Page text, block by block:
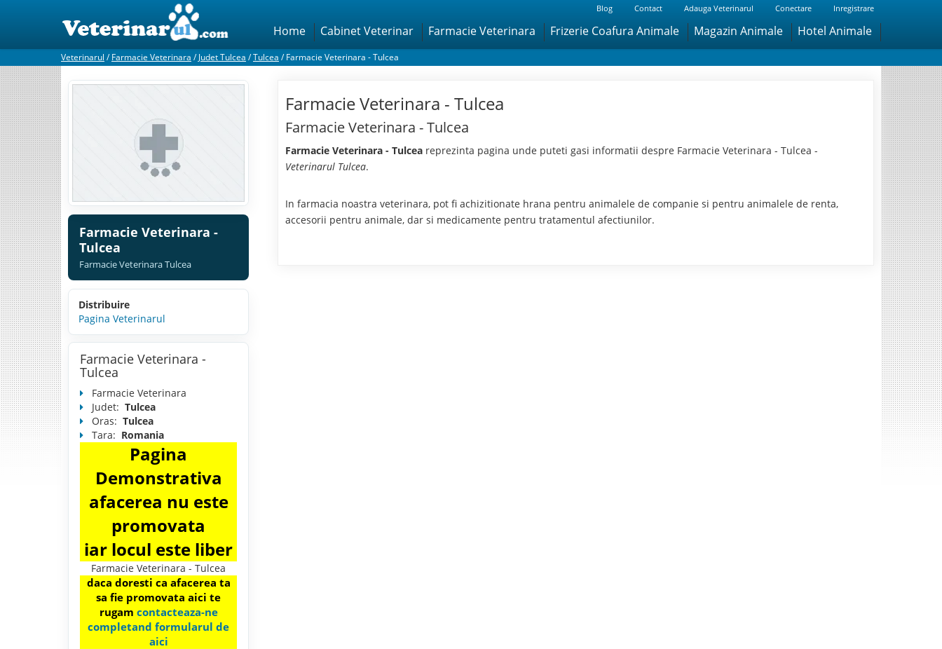
Blog Contact Adauga Veterinarul Conectare Inregistrare
Home Cabinet Veterinar Farmacie Veterinara Frizerie Coafura Animale Magazin Animale Hotel Animale
Veterinarul /Farmacie Veterinara /Judet Tulcea /Tulcea /Farmacie Veterinara - Tulcea
Farmacie Veterinara -
Tulcea
Farmacie Veterinara Tulcea
Distribuire
Pagina Veterinarul
Farmacie Veterinara -
Tulcea
Farmacie Veterinara
Judet: Tulcea
Oras: Tulcea
Tara: Romania
Pagina
Demonstrativa
afacerea nu este
promovata
iar locul este liber
Farmacie Veterinara - Tulcea
daca doresti ca afacerea ta
sa fie promovata aici te
rugam contacteaza-ne
completand formularul de
aici
Farmacie Veterinara - Tulcea
Farmacie Veterinara - Tulcea
Farmacie Veterinara - Tulcea reprezinta pagina unde puteti gasi informatii despre Farmacie Veterinara - Tulcea -
Veterinarul Tulcea.
In farmacia noastra veterinara, pot fi achizitionate hrana pentru animalele de companie si pentru animalele de renta,
accesorii pentru animale, dar si medicamente pentru tratamentul afectiunilor.